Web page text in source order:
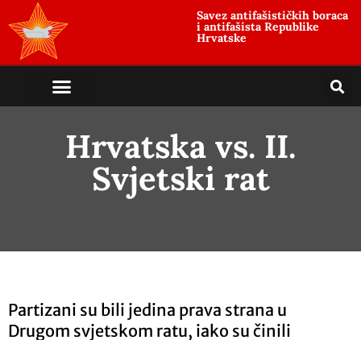
Savez antifašističkih boraca
i antifašista Republike
Hrvatske
Hrvatska vs. II.
Svjetski rat
Partizani su bili jedina prava strana u
Drugom svjetskom ratu, iako su činili